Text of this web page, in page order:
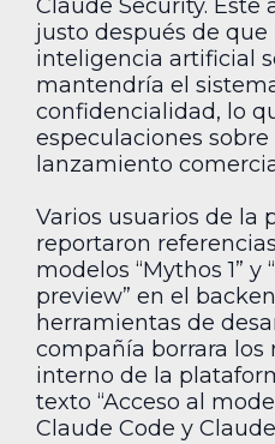
Claude Security.
justo después de
inteligencia artificial
mantendría el
confidencialidad, lo
especulaciones
lanzamiento
Varios usuarios de la
reportaron
modelos “Mythos 1” y
preview” en el
herramientas de
compañía borrara los
interno de la
texto “Acceso al
Claude Code y